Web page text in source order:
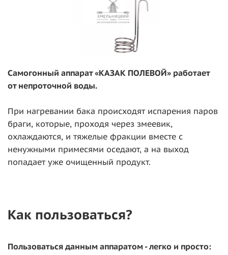
Самогонный аппарат «КАЗАК ПОЛЕВОЙ» работает
от непроточной воды.
При нагревании бака происходят испарения паров
браги, которые, проходя через змеевик,
охлаждаются, и тяжелые фракции вместе с
ненужными примесями оседают, а на выход
попадает уже очищенный продукт.
Как пользоваться?
Пользоваться данным аппаратом - легко и просто: